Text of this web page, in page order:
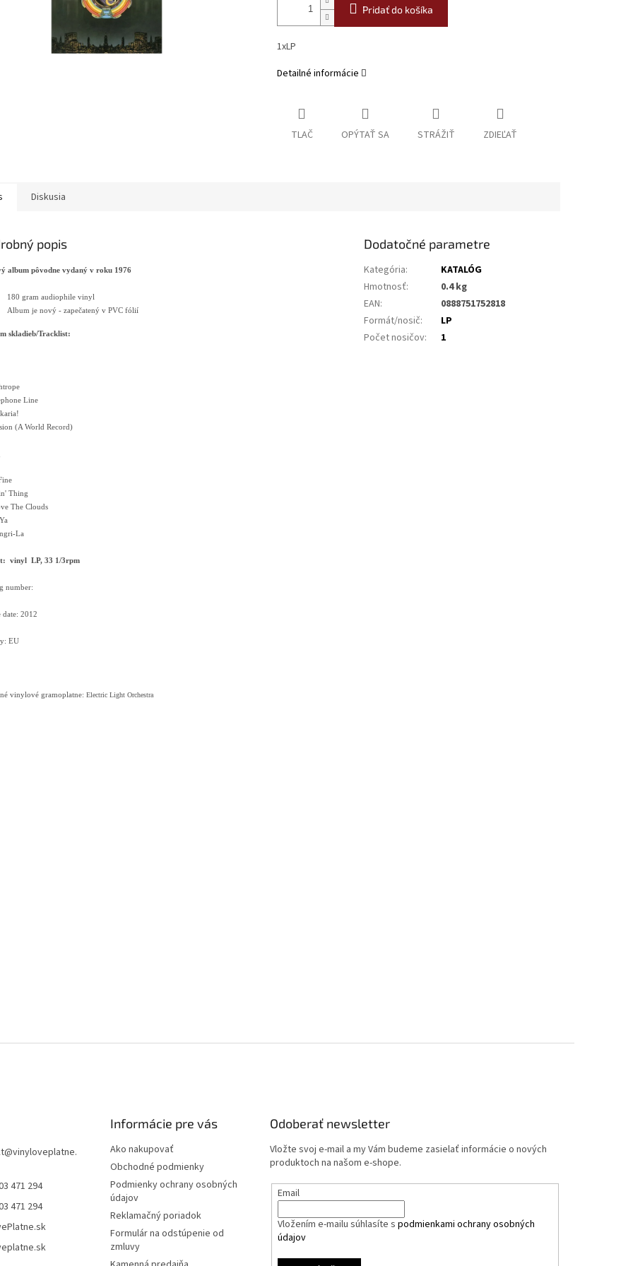
Pridať do košíka
1xLP
Detailné informácie
TLAČ OPÝTAŤ SA STRÁŽIŤ ZDIEĽAŤ
Diskusia
popis
album pôvodne vydaný v roku 1976
180 gram audiophile vinyl
Album je nový - zapečatený v PVC fólií
skladieb/Tracklist:
Line
(A World Record)
Thing
The Clouds
La
vinyl LP, 33 1/3rpm
number:
date: 2012
EU
vinylové gramoplatne: Electric Light Orchestra
Dodatočné parametre
Kategória:
KATALÓG
Hmotnosť:
0.4 kg
EAN:
0888751752818
Formát/nosič:
LP
Počet nosičov: 1
@vinyloveplatne.
471 294
471 294
Informácie pre vás
Ako nakupovať
Obchodné podmienky
Podmienky ochrany osobných
údajov
Reklamačný poriadok
Formulár na odstúpenie od
zmluvy
Odoberať newsletter
Vložte svoj e-mail a my Vám budeme zasielať informácie o nových
produktoch na našom e-shope.
Email
Vložením e-mailu súhlasíte spodmienkami ochrany osobných
údajov